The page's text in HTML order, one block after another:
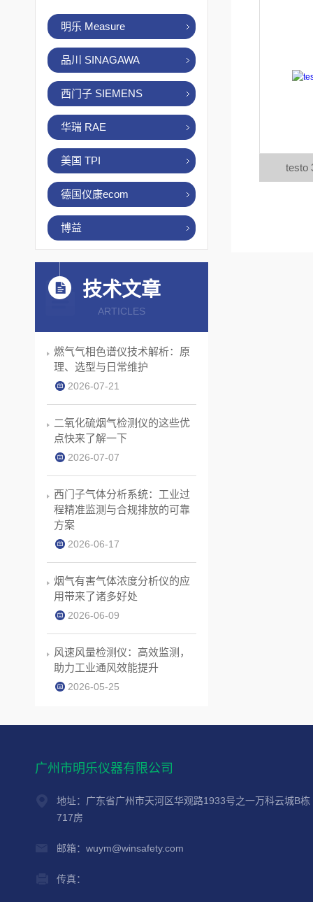
明乐 Measure
品川 SINAGAWA
西门子 SIEMENS
华瑞 RAE
美国 TPI
德国仪康ecom
博益
技术文章
ARTICLES
燃气气相色谱仪技术解析：原
理、选型与日常维护
2026-07-21
二氧化硫烟气检测仪的这些优
点快来了解一下
2026-07-07
西门子气体分析系统：工业过
程精准监测与合规排放的可靠
方案
2026-06-17
烟气有害气体浓度分析仪的应
用带来了诸多好处
2026-06-09
风速风量检测仪：高效监测，
助力工业通风效能提升
2026-05-25
testo
广州市明乐仪器有限公司
地址：广东省广州市天河区华观路1933号之一万科云城B栋
717房
邮箱：wuym@winsafety.com
传真：